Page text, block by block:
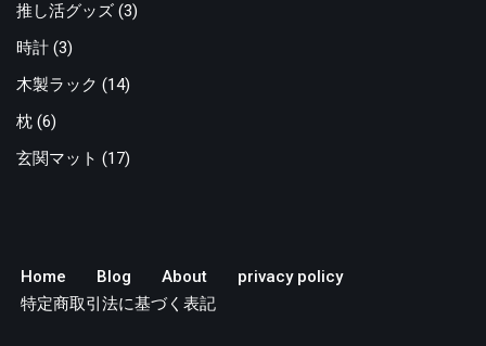
推し活グッズ (3)
時計 (3)
木製ラック (14)
枕 (6)
玄関マット (17)
Home Blog About
privacy policy
特定商取引法に基づく表記